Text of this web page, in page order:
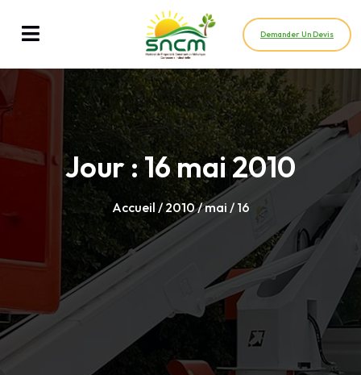
Demander Un Devis
Jour :16 mai 2010
Accueil /2010/mai / 16